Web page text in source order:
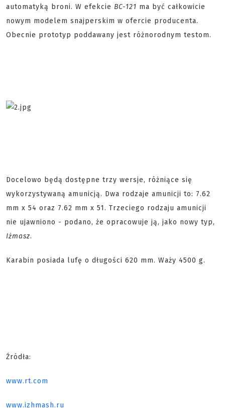
automatyką broni. W efekcie BC-121 ma być całkowicie
nowym modelem snajperskim w ofercie producenta.
Obecnie prototyp poddawany jest różnorodnym testom.
Docelowo będą dostępne trzy wersje, różniące się
wykorzystywaną amunicją. Dwa rodzaje amunicji to: 7.62
mm x 54 oraz 7.62 mm x 51. Trzeciego rodzaju amunicji
nie ujawniono - podano, że opracowuje ją, jako nowy typ,
Iżmasz.
Karabin posiada lufę o długości 620 mm. Waży 4500 g.
Źródła:
www.rt.com
www.izhmash.ru